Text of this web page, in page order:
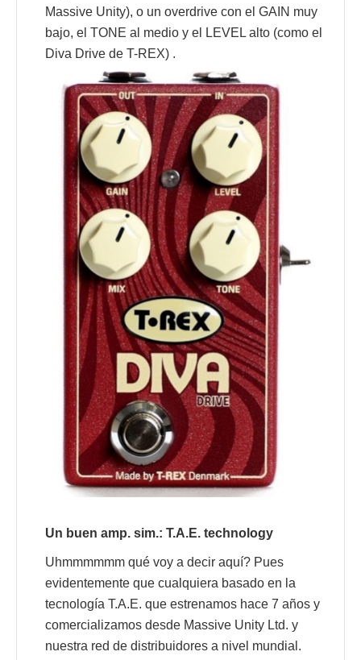
Massive Unity), o un overdrive con el GAIN muy
bajo, el TONE al medio y el LEVEL alto (como el
Diva Drive de T-REX) .
Un buen amp. sim.: T.A.E. technology
Uhmmmmmm qué voy a decir aquí? Pues
evidentemente que cualquiera basado en la
tecnología T.A.E. que estrenamos hace 7 años y
comercializamos desde Massive Unity Ltd. y
nuestra red de distribuidores a nivel mundial.